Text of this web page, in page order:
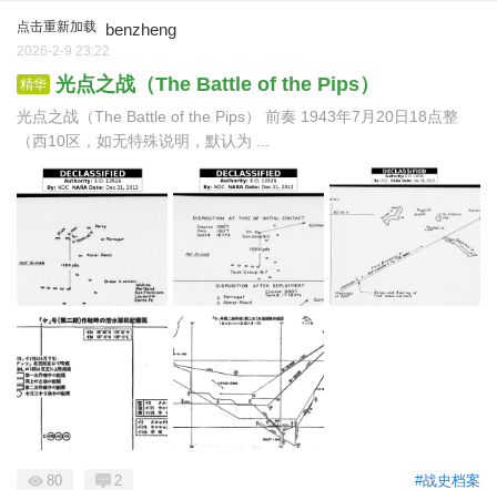
点击重新加载 benzheng
2026-2-9 23:22
精华 光点之战（The Battle of the Pips）
光点之战（The Battle of the Pips） 前奏 1943年7月20日18点整
（西10区，如无特殊说明，默认为 ...
#战史档案
80 2